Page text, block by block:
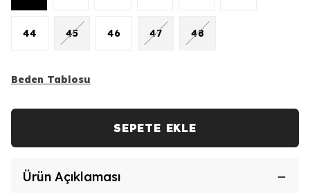
44 45 46 47 48
Beden Tablosu
SEPETE EKLE
Ürün Açıklaması